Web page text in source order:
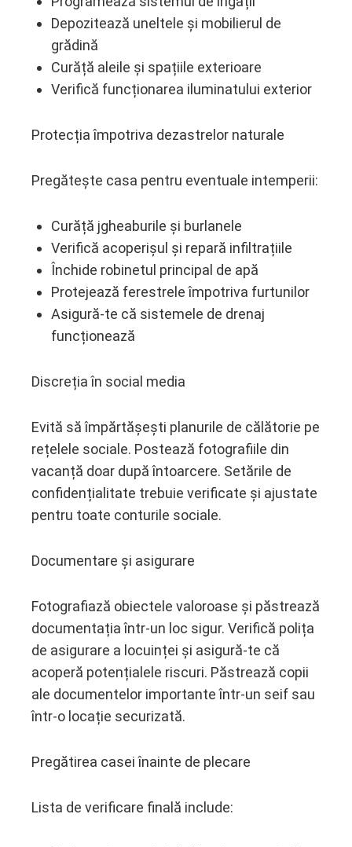
Depozitează uneltele și mobilierul de
grădină
Curăță aleile și spațiile exterioare
Verifică funcționarea iluminatului exterior
Protecția împotriva dezastrelor naturale
Pregătește casa pentru eventuale intemperii:
Curăță jgheaburile și burlanele
Verifică acoperișul și repară infiltrațiile
Închide robinetul principal de apă
Protejează ferestrele împotriva furtunilor
Asigură-te că sistemele de drenaj
funcționează
Discreția în social media
Evită să împărtășești planurile de călătorie pe
rețelele sociale. Postează fotografiile din
vacanță doar după întoarcere. Setările de
confidențialitate trebuie verificate și ajustate
pentru toate conturile sociale.
Documentare și asigurare
Fotografiază obiectele valoroase și păstrează
documentația într-un loc sigur. Verifică polița
de asigurare a locuinței și asigură-te că
acoperă potențialele riscuri. Păstrează copii
ale documentelor importante într-un seif sau
într-o locație securizată.
Pregătirea casei înainte de plecare
Lista de verificare finală include: